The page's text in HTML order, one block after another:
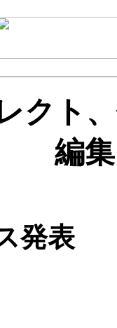
クト
編
発表